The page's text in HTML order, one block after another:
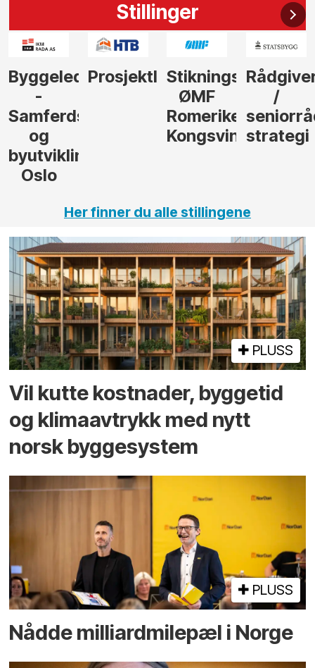
Stillinger
ProsjektlederStikningsingeniør
Kongsvinger
Rådgiver
/
seniorrådgiver
strategi
til
i Gulen
Her finner du alle stillingene
PLUSS
Vil kutte kostnader, byggetid
og klima­avtrykk med nytt
norsk bygge­system
PLUSS
Nådde milliard­­milepæl i Norge